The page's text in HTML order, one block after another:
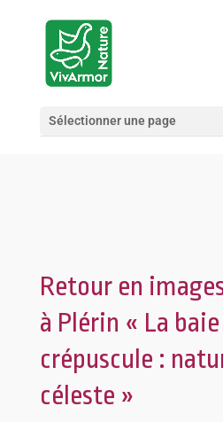
Sélectionner une page
Retour en
à Plérin « La
crépuscule :
céleste »